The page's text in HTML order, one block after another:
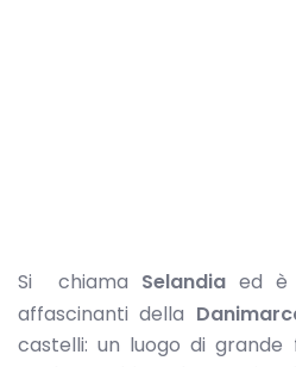
Si chiama Selandiaed è
affascinanti della
castelli: un luogo di grande